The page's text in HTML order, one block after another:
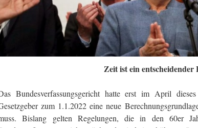
Zeit ist ein entscheidender
Bundesverfassungsgericht hatte erst im April
zum 1.1.2022 eine neue
Bislang gelten Regelungen, die in den 60er